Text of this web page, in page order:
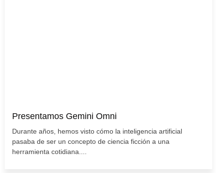
Presentamos Gemini Omni
Durante años, hemos visto cómo la inteligencia artificial
pasaba de ser un concepto de ciencia ficción a una
herramienta cotidiana....